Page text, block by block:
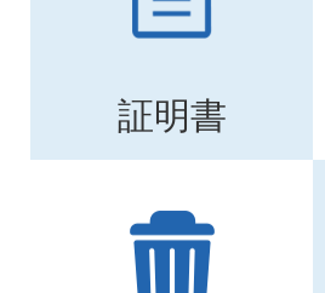
証明書